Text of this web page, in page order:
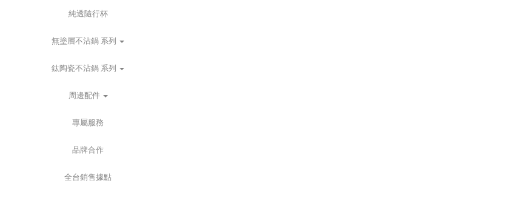
純透隨行杯
無塗層不沾鍋 系列
鈦陶瓷不沾鍋 系列
周邊配件
專屬服務
品牌合作
全台銷售據點